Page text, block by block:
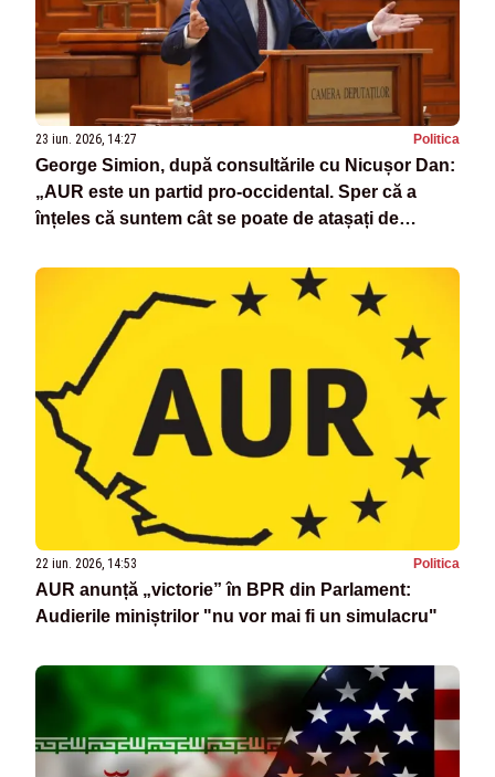
23 iun. 2026, 14:27 Politica
George Simion, după consultările cu Nicușor Dan:
„AUR este un partid pro-occidental. Sper că a
înțeles că suntem cât se poate de atașați de
22 iun. 2026, 14:53 Politica
AUR anunță „victorie” în BPR din Parlament:
Audierile miniștrilor "nu vor mai fi un simulacru"